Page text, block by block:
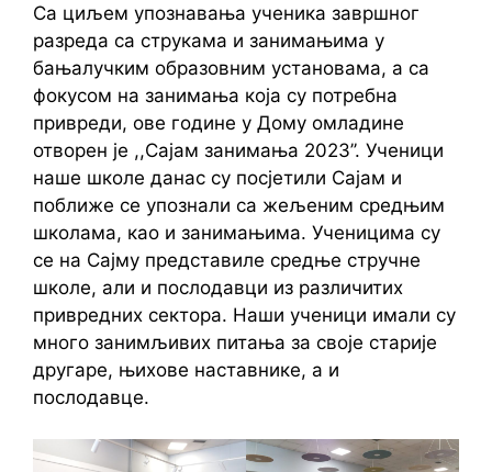
Са циљем упознавања ученика завршног
разреда са струкама и занимањима у
бањалучким образовним установама, а са
фокусом на занимања која су потребна
привреди, ове године у Дому омладине
отворен је ,,Сајам занимања 2023’’. Ученици
наше школе данас су посјетили Сајам и
поближе се упознали са жељеним средњим
школама, као и занимањима. Ученицима су
се на Сајму представиле средње стручне
школе, али и послодавци из различитих
привредних сектора. Наши ученици имали су
много занимљивих питања за своје старије
другаре, њихове наставнике, а и
послодавце.